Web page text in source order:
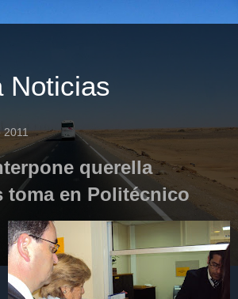
Noticias
2011
querella
toma en Politécnico